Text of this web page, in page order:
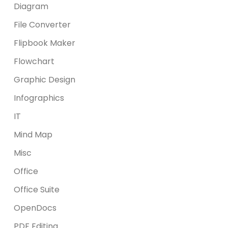
Diagram
File Converter
Flipbook Maker
Flowchart
Graphic Design
Infographics
IT
Mind Map
Misc
Office
Office Suite
OpenDocs